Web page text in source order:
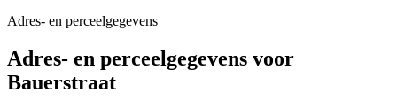
Adres- en perceelgegevens
Adres- en perceelgegevens voor
Bauerstraat